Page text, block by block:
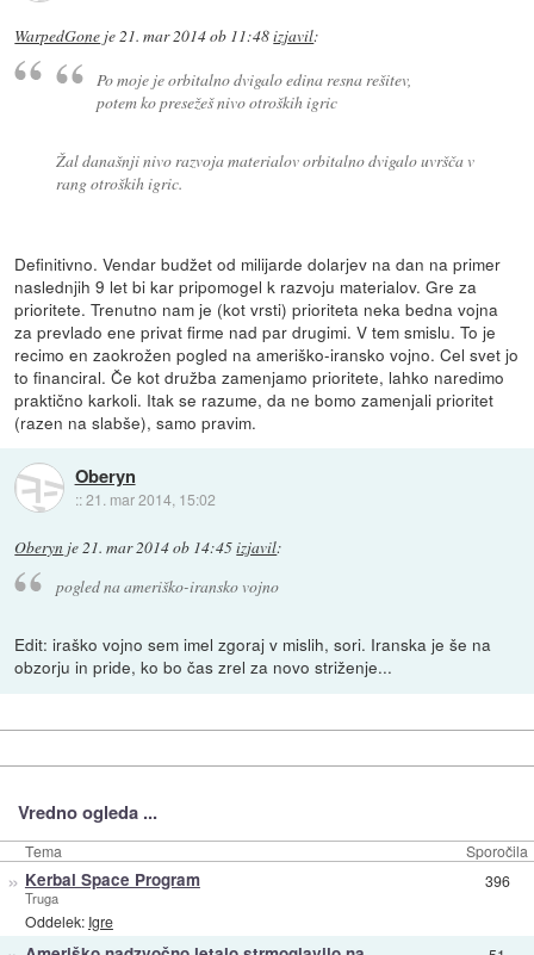
WarpedGone je21. mar 2014 ob 11:48izjavil:
Po moje je orbitalno dvigalo edina resna rešitev,
potem ko presežeš nivo otroških igric
Žal današnji nivo razvoja materialov orbitalno dvigalo uvršča v
rang otroških igric.
Definitivno. Vendar budžet od milijarde dolarjev na dan na primer
naslednjih 9 let bi kar pripomogel k razvoju materialov. Gre za
prioritete. Trenutno nam je (kot vrsti) prioriteta neka bedna vojna
za prevlado ene privat firme nad par drugimi. V tem smislu. To je
recimo en zaokrožen pogled na ameriško-iransko vojno. Cel svet jo
to financiral. Če kot družba zamenjamo prioritete, lahko naredimo
praktično karkoli. Itak se razume, da ne bomo zamenjali prioritet
(razen na slabše), samo pravim.
Oberyn
::21. mar 2014, 15:02
Oberyn je21. mar 2014 ob 14:45izjavil:
pogled na ameriško-iransko vojno
Edit: iraško vojno sem imel zgoraj v mislih, sori. Iranska je še na
obzorju in pride, ko bo čas zrel za novo striženje...
Vredno ogleda ...
Tema Sporočila
» Kerbal Space Program
Truga
Oddelek: Igre
396